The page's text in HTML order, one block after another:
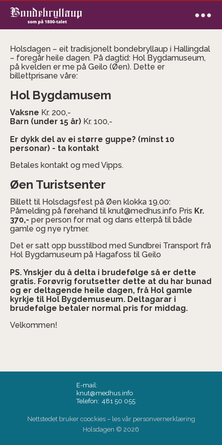
Holsdagen – eit tradisjonelt bondebryllaup i Hallingdal
– foregår heile dagen. På dagtid: Hol Bygdamuseum,
på kvelden er me på Geilo (Øen). Dette er
billettprisane våre:
Hol Bygdamusem
Vaksne Kr. 200,-
Barn (under 15 år) Kr. 100,-
Er dykk del av ei større guppe? (minst 10
personar) - ta kontakt
Betales kontakt og med Vipps.
Øen Turistsenter
Billett til Holsdagsfest på Øen klokka 19.00:
Påmelding på førehand til knut@medhus.info Pris Kr.
370,- per person for mat og dans etterpå til både
gamle og nye rytmer.
Det er satt opp busstilbod med Sundbrei Transport frå
Hol Bygdamuseum på Hagafoss til Geilo
PS. Ynskjer du å delta i brudefølge så er dette
gratis. Forøvrig forutsetter dette at du har bunad
og er deltagende heile dagen, frå Hol gamle
kyrkje til Hol Bygdemuseum. Deltagarar i
brudefølge betaler normal pris for middag.
Velkommen!
E-mail:
knut@medhus.info
Telefon: 481 50 055
Nettstedet bruker coockies – les vår personvernerklæring
Holsdagen © 2026